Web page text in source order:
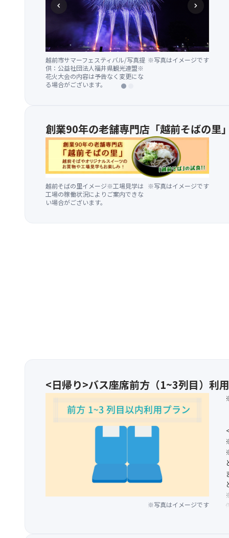
越前市サマーフェスティバル/写真提
供：公益社団法人福井県観光連盟※
花火大会の内容は予告なく変更にな
る場合がございます。
※写真はイメージです
越前市サマーフェスティバル/写真提
供：公益社団法人福井県観光連盟※
花火大会の内容は予告なく変更にな
る場合がございます。
※写真はイメージです
chevron_left chevron_right
創業90年の老舗専門店「越前そばの里
越前そばの里イメージ※工場見学は
工場の稼働状況によりご案内できな
い場合がございます。
※写真はイメージです
<日帰り>バス座席前方（1~3列目）利
※写真はイメージです